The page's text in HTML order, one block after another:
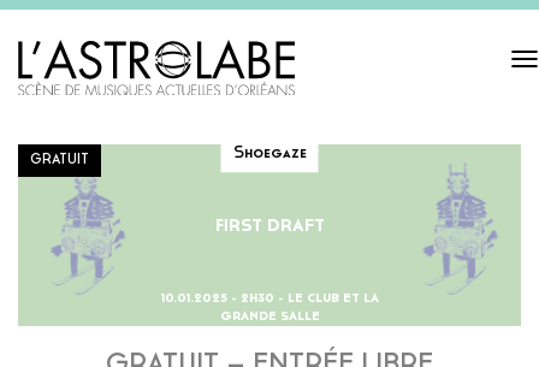
GRATUIT Shoegaze
FIRST DRAFT
10.01.2025 - 2H30 - LE CLUB ET LA
GRANDE SALLE